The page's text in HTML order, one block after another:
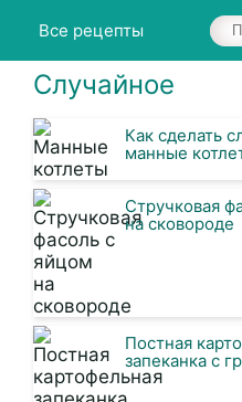
Все рецепты
Случайное
Как сделать
манные
Стручковая
на сковороде
Постная
запеканка с